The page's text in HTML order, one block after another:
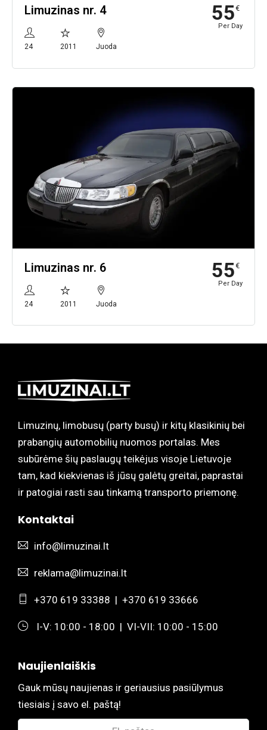
Limuzinas nr. 4
24 2011 Juoda
55€
Per Day
Limuzinas nr. 6
24 2011 Juoda
55€
Per Day
Limuzinų, limobusų (party busų) ir kitų klasikinių bei
prabangių automobilių nuomos portalas. Mes
subūrėme šių paslaugų teikėjus visoje Lietuvoje
tam, kad kiekvienas iš jūsų galėtų greitai, paprastai
ir patogiai rasti sau tinkamą transporto priemonę.
Kontaktai
info@limuzinai.lt
reklama@limuzinai.lt
+370 619 33388 | +370 619 33666
I-V: 10:00 - 18:00 | VI-VII: 10:00 - 15:00
Naujienlaiškis
Gauk mūsų naujienas ir geriausius pasiūlymus
tiesiais į savo el. paštą!